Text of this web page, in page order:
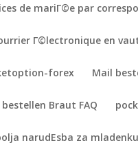
de mariГ©e par
Г©lectronique en
forex Mail
Braut FAQ
narudЕѕba za